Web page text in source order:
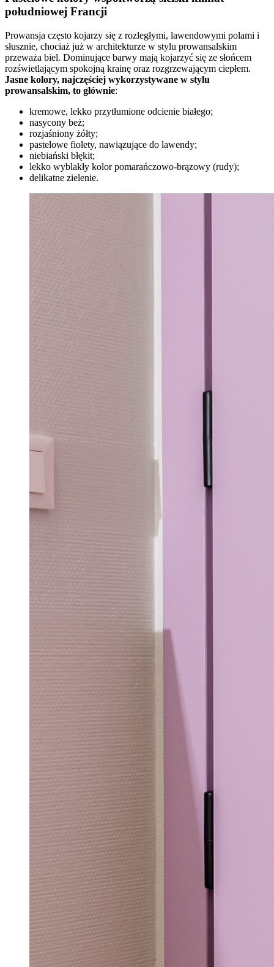
południowej Francji
Prowansja często kojarzy się z rozległymi, lawendowymi polami i
słusznie, chociaż już w architekturze w stylu prowansalskim
przeważa biel. Dominujące barwy mają kojarzyć się ze słońcem
rozświetlającym spokojną krainę oraz rozgrzewającym ciepłem.
Jasne kolory, najczęściej wykorzystywane w stylu
prowansalskim, to głównie:
kremowe, lekko przytłumione odcienie białego;
nasycony beż;
rozjaśniony żółty;
pastelowe fiolety, nawiązujące do lawendy;
niebiański błękit;
lekko wyblakły kolor pomarańczowo-brązowy (rudy);
delikatne zielenie.